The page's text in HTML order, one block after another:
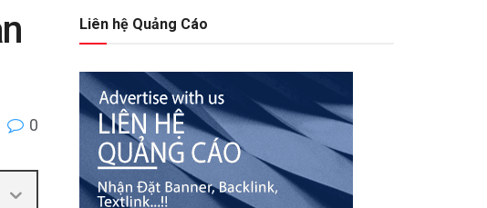
0
Liên hệ Quảng Cáo